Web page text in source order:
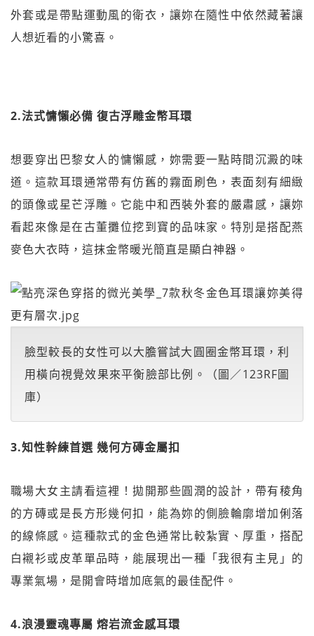
外套或是帶點運動風的衛衣，讓妳在隨性中依然藏著讓
人想近看的小驚喜。
2.法式慵懶必備 復古浮雕金幣耳環
想要穿出巴黎女人的慵懶感，妳需要一點時間沉澱的味
道。這款耳環通常帶有仿舊的霧面刷色，表面刻有細緻
的頭像或星芒浮雕。它能中和西裝外套的嚴肅感，讓妳
看起來像是在古董攤位挖到寶的品味家。特別是搭配燕
麥色大衣時，這抹金幣暖光簡直是顯白神器。
臉型較長的女性可以大膽嘗試大圓圈金幣耳環，利
用橫向視覺效果來平衡臉部比例。（圖／123RF圖
庫）
3.知性幹練首選 幾何方磚金屬扣
職場大女主請看這裡！拋開那些圓潤的設計，帶有稜角
的方磚或是長方形幾何扣，能為妳的側臉輪廓增加俐落
的線條感。這種款式的金色通常比較紮實、厚重，搭配
白襯衫或皮革單品時，能展現出一種「我很有主見」的
專業氣場，是開會時增加底氣的最佳配件。
4.浪漫靈魂專屬 熔岩流金感耳環